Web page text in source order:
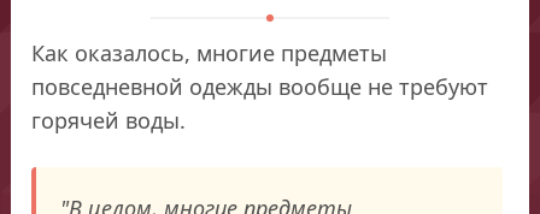
Как оказалось, многие предметы
повседневной одежды вообще не требуют
горячей воды.
"В целом, многие предметы